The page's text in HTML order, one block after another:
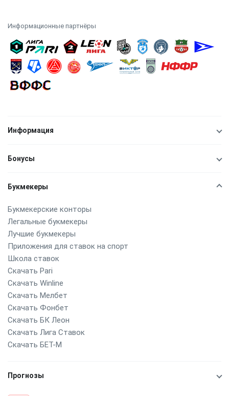
Информационные партнёры
Информация
Бонусы
Букмекеры
Букмекерские конторы
Легальные букмекеры
Лучшие букмекеры
Приложения для ставок на спорт
Школа ставок
Скачать Pari
Скачать Winline
Скачать Мелбет
Скачать Фонбет
Скачать БК Леон
Скачать Лига Ставок
Скачать БЕТ-М
Прогнозы